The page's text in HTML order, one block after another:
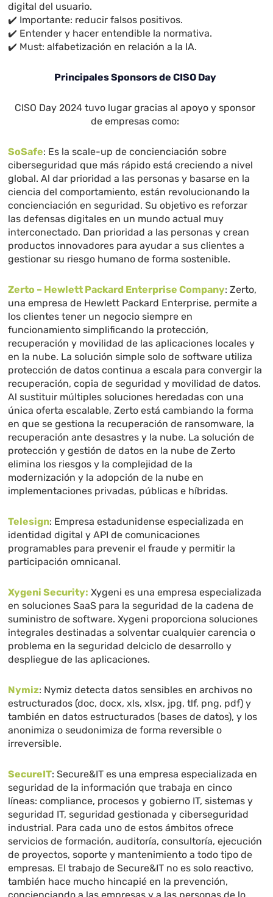
digital del usuario.
✔️ Importante: reducir falsos positivos.
✔️ Entender y hacer entendible la normativa.
✔️ Must: alfabetización en relación a la IA.
Principales Sponsors de CISO Day
CISO Day 2024 tuvo lugar gracias al apoyo y sponsor
de empresas como:
SoSafe: Es la scale-up de concienciación sobre
ciberseguridad que más rápido está creciendo a nivel
global. Al dar prioridad a las personas y basarse en la
ciencia del comportamiento, están revolucionando la
concienciación en seguridad. Su objetivo es reforzar
las defensas digitales en un mundo actual muy
interconectado. Dan prioridad a las personas y crean
productos innovadores para ayudar a sus clientes a
gestionar su riesgo humano de forma sostenible.
Zerto – Hewlett Packard Enterprise Company: Zerto,
una empresa de Hewlett Packard Enterprise, permite a
los clientes tener un negocio siempre en
funcionamiento simplificando la protección,
recuperación y movilidad de las aplicaciones locales y
en la nube. La solución simple solo de software utiliza
protección de datos continua a escala para convergir la
recuperación, copia de seguridad y movilidad de datos.
Al sustituir múltiples soluciones heredadas con una
única oferta escalable, Zerto está cambiando la forma
en que se gestiona la recuperación de ransomware, la
recuperación ante desastres y la nube. La solución de
protección y gestión de datos en la nube de Zerto
elimina los riesgos y la complejidad de la
modernización y la adopción de la nube en
implementaciones privadas, públicas e híbridas.
Telesign: Empresa estadunidense especializada en
identidad digital y API de comunicaciones
programables para prevenir el fraude y permitir la
participación omnicanal.
Xygeni Security: Xygeni es una empresa especializada
en soluciones SaaS para la seguridad de la cadena de
suministro de software. Xygeni proporciona soluciones
integrales destinadas a solventar cualquier carencia o
problema en la seguridad delciclo de desarrollo y
despliegue de las aplicaciones.
Nymiz: Nymiz detecta datos sensibles en archivos no
estructurados (doc, docx, xls, xlsx, jpg, tlf, png, pdf) y
también en datos estructurados (bases de datos), y los
anonimiza o seudonimiza de forma reversible o
irreversible.
SecureIT: Secure&IT es una empresa especializada en
seguridad de la información que trabaja en cinco
líneas: compliance, procesos y gobierno IT, sistemas y
seguridad IT, seguridad gestionada y ciberseguridad
industrial. Para cada uno de estos ámbitos ofrece
servicios de formación, auditoría, consultoría, ejecución
de proyectos, soporte y mantenimiento a todo tipo de
empresas. El trabajo de Secure&IT no es solo reactivo,
también hace mucho hincapié en la prevención,